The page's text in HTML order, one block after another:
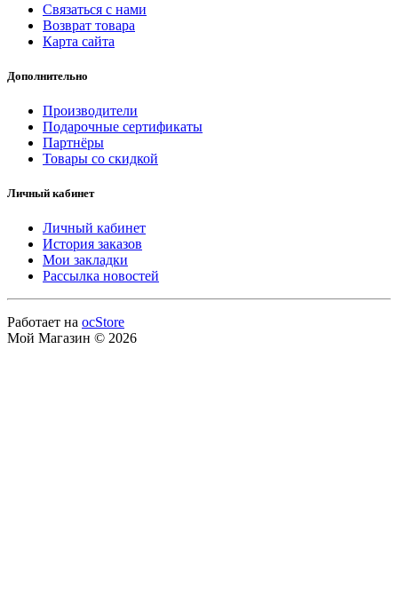
Связаться с нами
Возврат товара
Карта сайта
Дополнительно
Производители
Подарочные сертификаты
Партнёры
Товары со скидкой
Личный кабинет
Личный кабинет
История заказов
Мои закладки
Рассылка новостей
Работает на ocStore
Мой Магазин © 2026